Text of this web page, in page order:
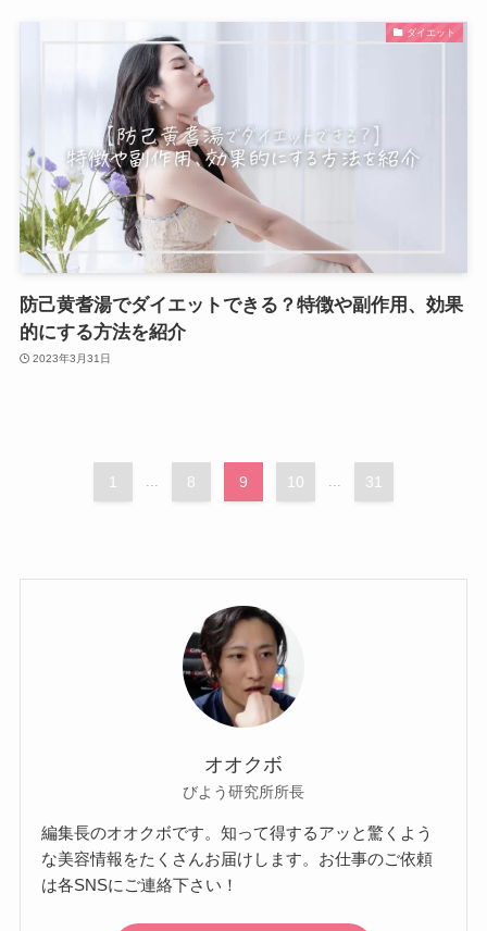
ダイエット
防己黄耆湯でダイエットできる？特徴や副作用、効果
的にする方法を紹介
2023年3月31日
1 ... 8 9 10 ... 31
オオクボ
びよう研究所所長
編集長のオオクボです。知って得するアッと驚くよう
な美容情報をたくさんお届けします。お仕事のご依頼
は各SNSにご連絡下さい！